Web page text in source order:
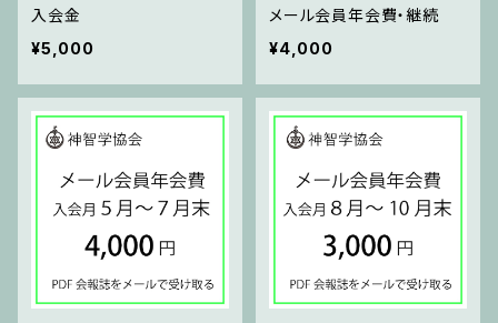
入会金
¥5,000
メール会員年会費・継続
¥4,000